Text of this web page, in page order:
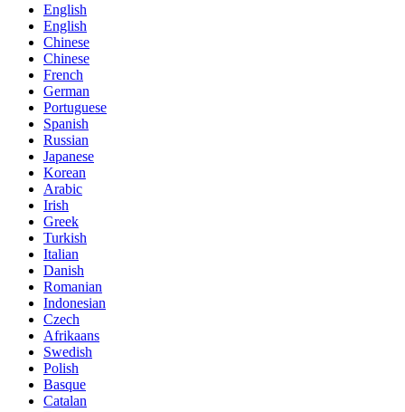
English
English
Chinese
Chinese
French
German
Portuguese
Spanish
Russian
Japanese
Korean
Arabic
Irish
Greek
Turkish
Italian
Danish
Romanian
Indonesian
Czech
Afrikaans
Swedish
Polish
Basque
Catalan